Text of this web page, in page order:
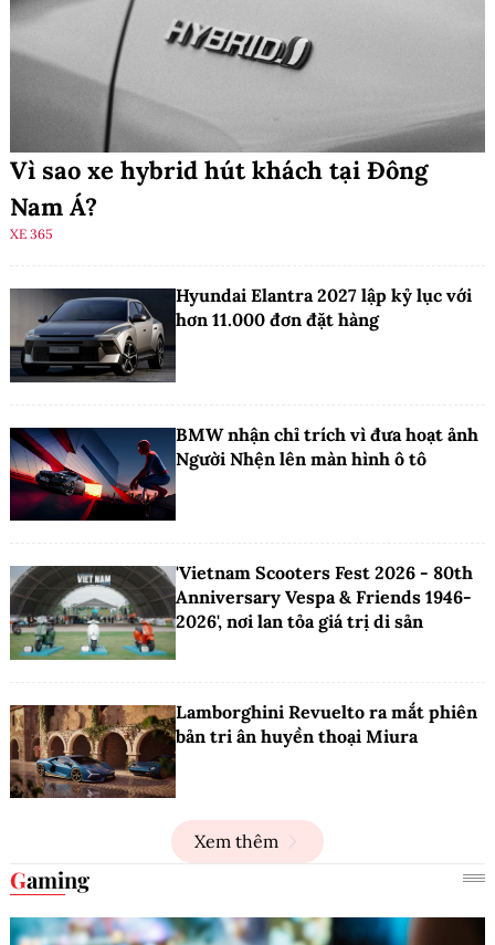
Vì sao xe hybrid hút khách tại Đông
Nam Á?
XE 365
Hyundai Elantra 2027 lập kỷ lục với
hơn 11.000 đơn đặt hàng
BMW nhận chỉ trích vì đưa hoạt ảnh
Người Nhện lên màn hình ô tô
'Vietnam Scooters Fest 2026 - 80th
Anniversary Vespa & Friends 1946-
2026', nơi lan tỏa giá trị di sản
Lamborghini Revuelto ra mắt phiên
bản tri ân huyền thoại Miura
Xem thêm
Gaming